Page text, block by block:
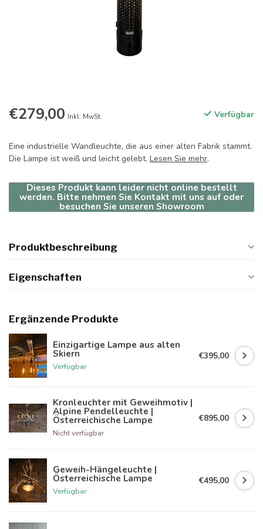
€279,00 Inkl. MwSt. Verfügbar
Eine industrielle Wandleuchte, die aus einer alten Fabrik stammt.
Die Lampe ist weiß und leicht gelebt. Lesen Sie mehr.
Dieses Produkt kann leider nicht online bestellt
werden. Bitte nehmen Sie Kontakt mit uns auf oder
besuchen Sie unseren Showroom
Produktbeschreibung
Eigenschaften
Ergänzende Produkte
Einzigartige Lampe aus alten
Skiern
Verfügbar
€395,00
Kronleuchter mit Geweihmotiv |
Alpine Pendelleuchte |
Österreichische Lampe
Nicht verfügbar
€895,00
Geweih-Hängeleuchte |
Österreichische Lampe
Verfügbar
€495,00